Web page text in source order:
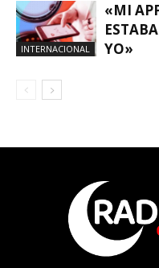
INTERNACIONAL
«MI
YO»